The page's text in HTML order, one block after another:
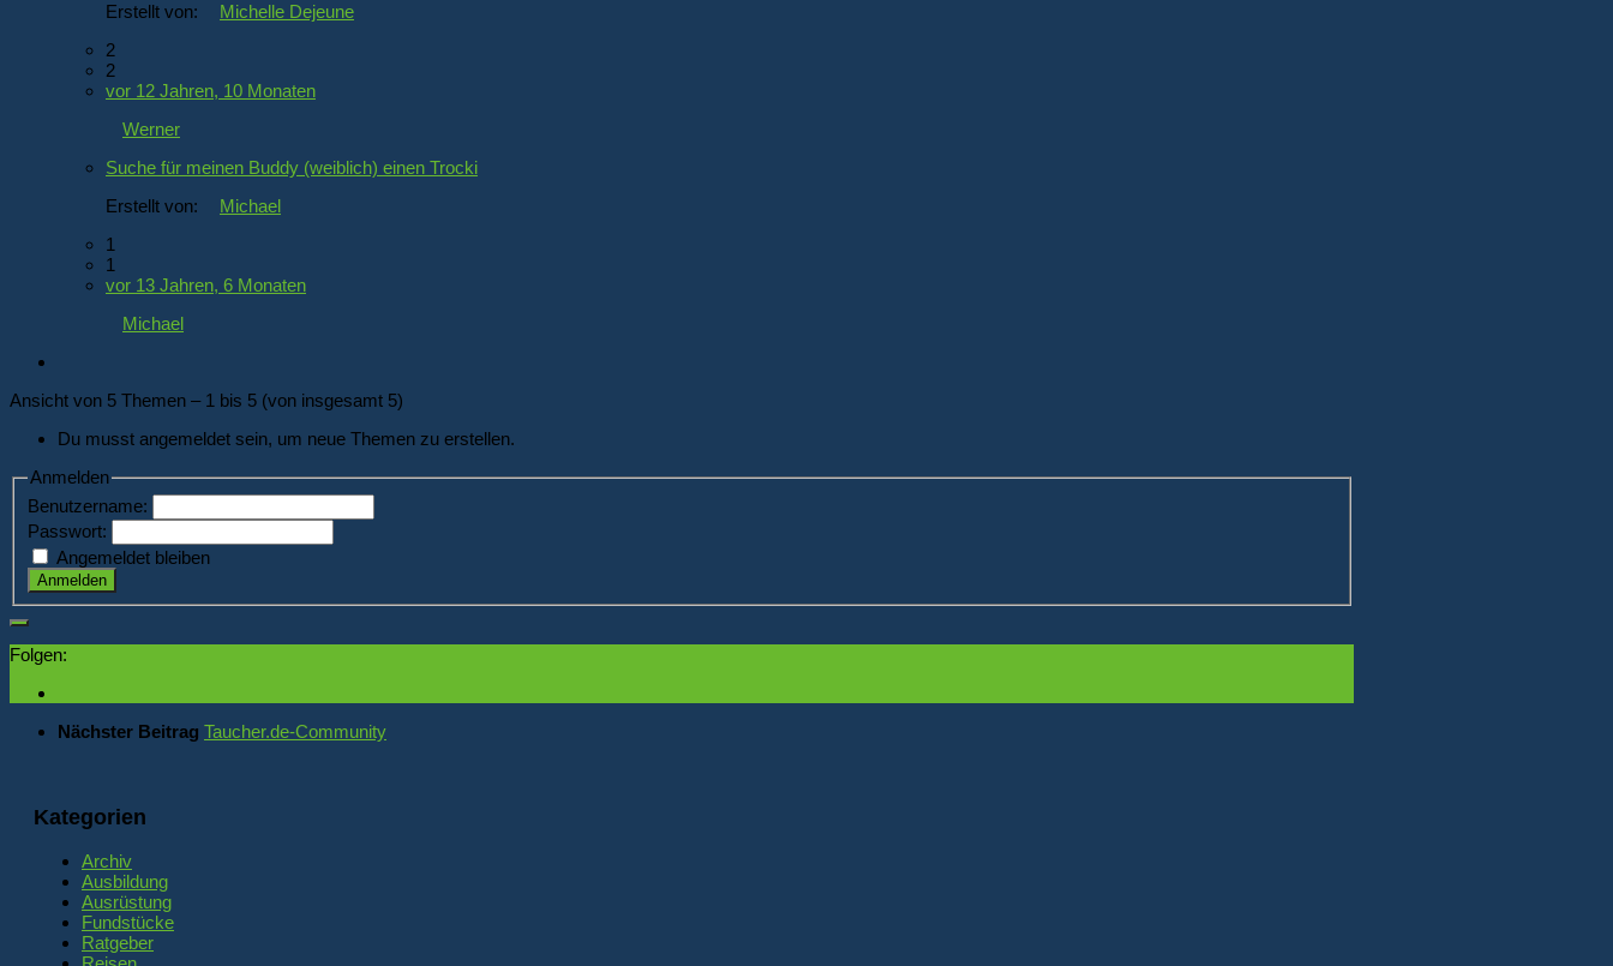
Erstellt von:
Michelle Dejeune
2
2
vor 12 Jahren, 10 Monaten
Werner
Suche für meinen Buddy (weiblich) einen Trocki
Erstellt von:
Michael
1
1
vor 13 Jahren, 6 Monaten
Michael
Ansicht von 5 Themen – 1 bis 5 (von insgesamt 5)
Du musst angemeldet sein, um neue Themen zu erstellen.
Anmelden
Benutzername:
Passwort:
Angemeldet bleiben
Anmelden
Folgen:
Nächster Beitrag Taucher.de-Community
Kategorien
Archiv
Ausbildung
Ausrüstung
Fundstücke
Ratgeber